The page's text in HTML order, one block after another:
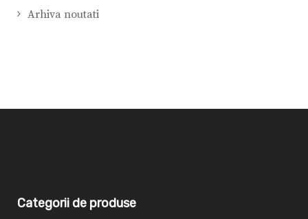
Arhiva noutati
Categorii de produse